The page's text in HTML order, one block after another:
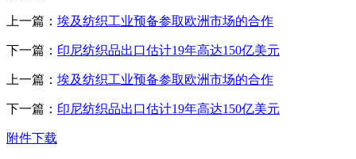
上一篇： 埃及纺织工业预备参取欧洲市场的合作
下一篇： 印尼纺织品出口估计19年高达150亿美元
上一篇： 埃及纺织工业预备参取欧洲市场的合作
下一篇： 印尼纺织品出口估计19年高达150亿美元
附件下载